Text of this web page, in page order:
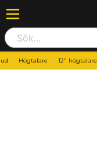
Högtalare 12" högtalare